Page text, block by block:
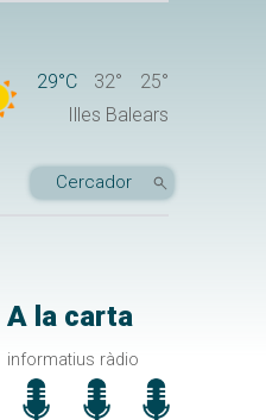
29°C 32°
25°
Illes Balears
A la carta
informatius ràdio